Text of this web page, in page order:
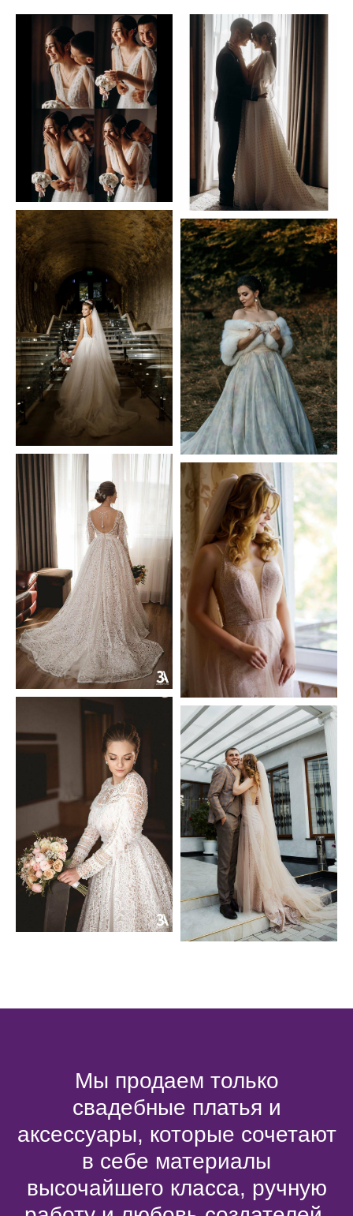
Мы продаем только
свадебные платья и
аксессуары, которые сочетают
в себе материалы
высочайшего класса, ручную